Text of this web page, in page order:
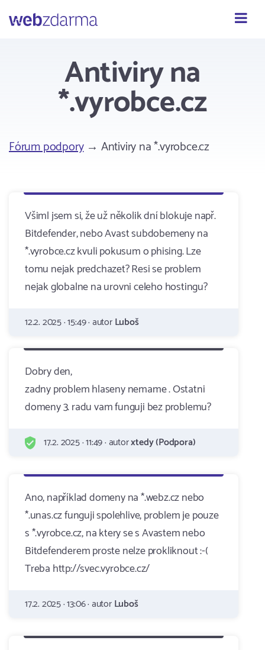
Webzdarma
Antiviry na
*.vyrobce.cz
Fórum podpory→ Antiviry na *.vyrobce.cz
Všiml jsem si, že už několik dní blokuje např.
Bitdefender, nebo Avast subdobemeny na
*.vyrobce.cz kvuli pokusum o phising. Lze
tomu nejak predchazet? Resi se problem
nejak globalne na urovni celeho hostingu?
12.2. 2025 · 15:49 · autorLuboš
Dobry den,
zadny problem hlaseny nemame . Ostatni
domeny 3. radu vam funguji bez problemu?
17.2. 2025 · 11:49 · autorxtedy (Podpora)
Ano, například domeny na *.webz.cz nebo
*.unas.cz funguji spolehlive, problem je pouze
s *.vyrobce.cz, na ktery se s Avastem nebo
Bitdefenderem proste nelze prokliknout :-(
Treba http://svec.vyrobce.cz/
17.2. 2025 · 13:06 · autorLuboš